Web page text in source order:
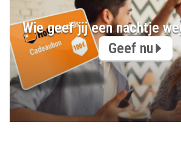
Wie geef jij een nachtje
Geef nu